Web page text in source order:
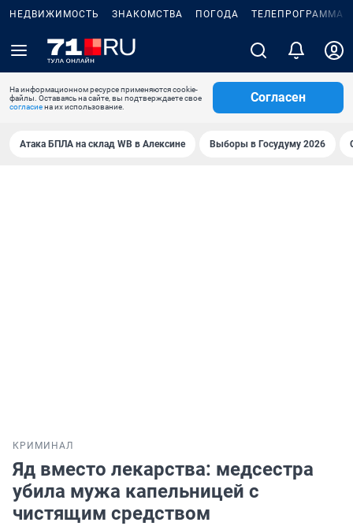
НЕДВИЖИМОСТЬ ЗНАКОМСТВА ПОГОДА ТЕЛЕПРОГРАММА
На информационном ресурсе применяются cookie-
файлы. Оставаясь на сайте, вы подтверждаете свое
согласиена их использование.
Согласен
Атака БПЛА на склад WB в Алексине Выборы в Госудуму 2026
КРИМИНАЛ
Яд вместо лекарства: медсестра
убила мужа капельницей с
чистящим средством